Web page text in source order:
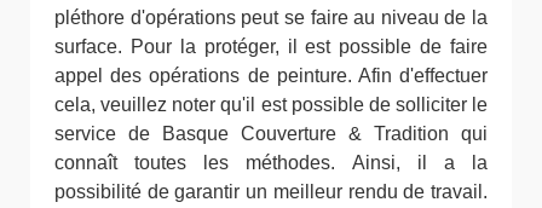
pléthore d'opérations peut se faire au niveau de la
surface. Pour la protéger, il est possible de faire
appel des opérations de peinture. Afin d'effectuer
cela, veuillez noter qu'il est possible de solliciter le
service de Basque Couverture & Tradition qui
connaît toutes les méthodes. Ainsi, il a la
possibilité de garantir un meilleur rendu de travail.